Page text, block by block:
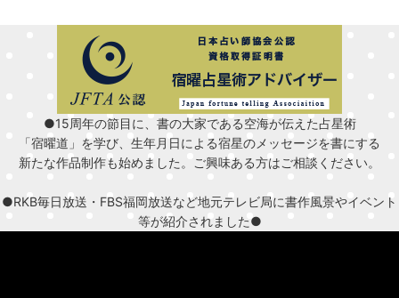
●15周年の節目に、書の大家である空海が伝えた占星術
「宿曜道」を学び、生年月日による宿星のメッセージを書にする
新たな作品制作も始めました。ご興味ある方はご相談ください。
●RKB毎日放送・FBS福岡放送など地元テレビ局に書作風景やイベント
等が紹介されました●